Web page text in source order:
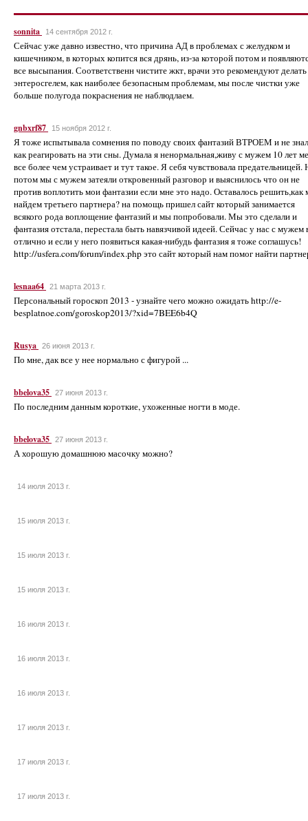
sonnita 14 сентября 2012 г.
Сейчас уже давно известно, что причина АД в проблемах с желудком и
кишечником, в которых копится вся дрянь, из-за которой потом и
все высыпания. Соответственн чистите жкт, врачи это рекомендуют делать
энтеросгелем, как наиболее безопасным проблемам, мы после чистки уже
больше полугода покраснения не наблюдлаем.
gnbxrf87 15 ноября 2012 г.
Я тоже испытывала сомнения по поводу своих фантазий ВТРОЕМ и не
как реагировать на эти сны. Думала я ненормальная,живу с мужем 10 лет
все более чем устраивает и тут такое. Я себя чувствовала предательницей.
потом мы с мужем затеяли откровенный разговор и выяснилось что он не
против воплотить мои фантазии если мне это надо. Оставалось решить,как
найдем третьего партнера? на помощь пришел сайт который занимается
всякого рода воплощение фантазий и мы попробовали. Мы это сделали и
фантазия отстала, перестала быть навязчивой идеей. Сейчас у нас с мужем
отлично и если у него появиться какая-нибудь фантазия я тоже соглашусь!
http://usfera.com/forum/index.php это сайт который нам помог найти
lesnaa64 21 марта 2013 г.
Персональный гороскоп 2013 - узнайте чего можно ожидать http://e-
besplatnoe.com/goroskop2013/?xid=7BEE6b4Q
Rusya 26 июня 2013 г.
По мне, дак все у нее нормально с фигурой ...
bbelova35 27 июня 2013 г.
По последним данным короткие, ухоженные ногти в моде.
bbelova35 27 июня 2013 г.
А хорошую домашнюю масочку можно?
14 июля 2013 г.
15 июля 2013 г.
15 июля 2013 г.
15 июля 2013 г.
16 июля 2013 г.
16 июля 2013 г.
16 июля 2013 г.
17 июля 2013 г.
17 июля 2013 г.
17 июля 2013 г.